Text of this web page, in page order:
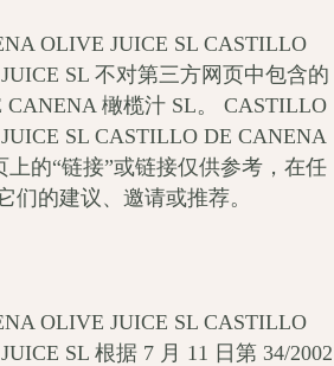
OLIVE JUICE SL CASTILLO
SL 不对第三方网页中包含的
橄榄汁 SL。 CASTILLO
SL CASTILLO DE CANENA
上的“链接”或链接仅供参考，在任
们的建议、邀请或推荐。
OLIVE JUICE SL CASTILLO
SL 根据 7 月 11 日第 34/2002